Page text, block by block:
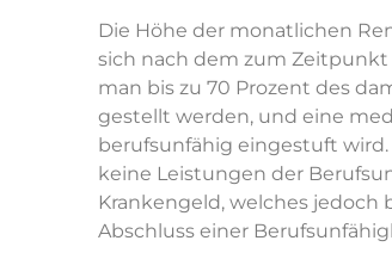
Die Höhe der monatlichen
sich nach dem zum Zeitpunkt
man bis zu 70 Prozent des
gestellt werden, und eine
berufsunfähig eingestuft
keine Leistungen der
Krankengeld, welches jedoch
Abschluss einer